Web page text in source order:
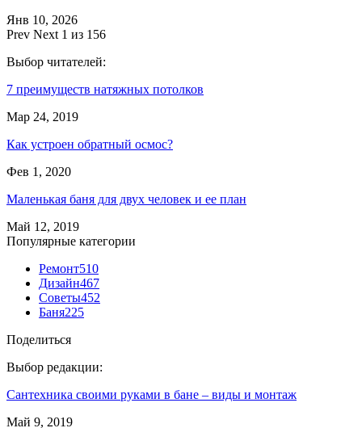
Янв 10, 2026
Prev Next 1 из 156
Выбор читателей:
7 преимуществ натяжных потолков
Мар 24, 2019
Как устроен обратный осмос?
Фев 1, 2020
Маленькая баня для двух человек и ее план
Май 12, 2019
Популярные категории
Ремонт510
Дизайн467
Советы452
Баня225
Поделиться
Выбор редакции:
Сантехника своими руками в бане – виды и монтаж
Май 9, 2019